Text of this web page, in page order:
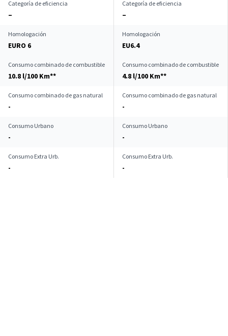
Categoría de eficiencia
–
Categoría de eficiencia
–
Homologación
EURO 6
Homologación
EU6.4
Consumo combinado de combustible
10.8 l/100 Km**
Consumo combinado de combustible
4.8 l/100 Km**
Consumo combinado de gas natural
-
Consumo combinado de gas natural
-
Consumo Urbano
-
Consumo Urbano
-
Consumo Extra Urb.
-
Consumo Extra Urb.
-